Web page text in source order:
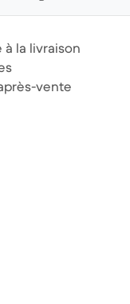
à la livraison
vente